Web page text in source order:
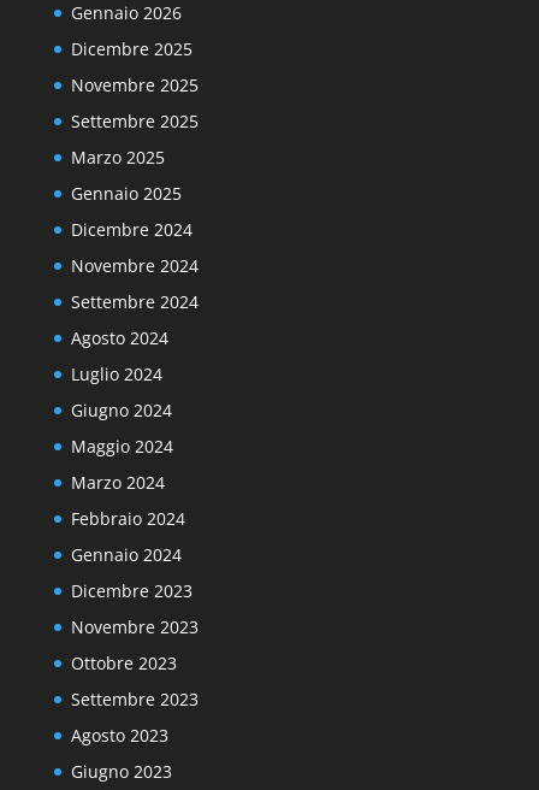
Gennaio 2026
Dicembre 2025
Novembre 2025
Settembre 2025
Marzo 2025
Gennaio 2025
Dicembre 2024
Novembre 2024
Settembre 2024
Agosto 2024
Luglio 2024
Giugno 2024
Maggio 2024
Marzo 2024
Febbraio 2024
Gennaio 2024
Dicembre 2023
Novembre 2023
Ottobre 2023
Settembre 2023
Agosto 2023
Giugno 2023